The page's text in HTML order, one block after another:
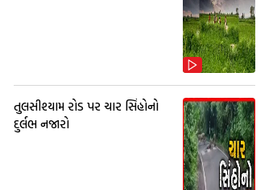
તુલસીશ્યામ રોડ પર ચાર સિંહોનો
દુર્લભ નજારો